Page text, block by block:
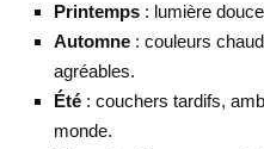
Printemps : lumière
Automne : couleurs
agréables.
Été : couchers tardifs,
monde.